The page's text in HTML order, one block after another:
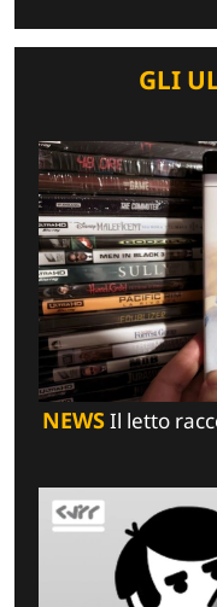
GLI
NEWSIl letto